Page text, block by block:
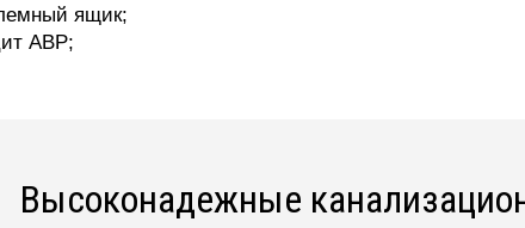
ящик;
АВР;
Высоконадежные